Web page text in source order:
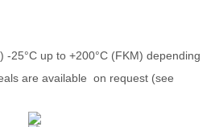
-25°C up to +200°C (FKM) depending
are available on request (see